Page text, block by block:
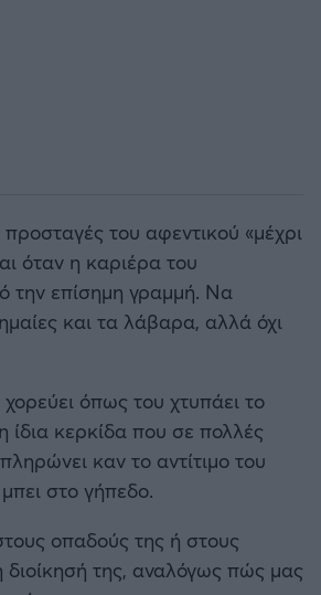
του αφεντικού «μέχρι
όταν η καριέρα του
την επίσημη γραμμή. Να
και τα λάβαρα, αλλά όχι
όπως του χτυπάει το
ίδια κερκίδα που σε πολλές
καν το αντίτιμο του
μπει στο γήπεδο.
οπαδούς της ή στους
διοίκησή της, αναλόγως πώς μας